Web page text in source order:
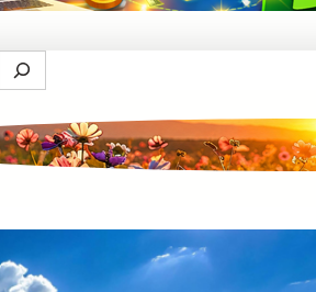
Continua Muito Além da Matéria